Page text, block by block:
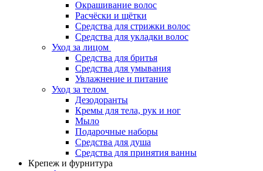
Окрашивание волос
Расчёски и щётки
Средства для стрижки волос
Средства для укладки волос
Уход за лицом
Средства для бритья
Средства для умывания
Увлажнение и питание
Уход за телом
Дезодоранты
Кремы для тела, рук и ног
Мыло
Подарочные наборы
Средства для душа
Средства для принятия ванны
Крепеж и фурнитура